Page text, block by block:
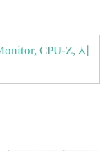
CPU-Z, 시